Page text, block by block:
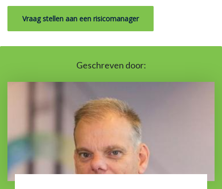
Vraag stellen aan een risicomanager
Geschreven door: